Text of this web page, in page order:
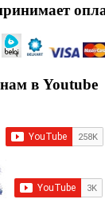
в Youtube